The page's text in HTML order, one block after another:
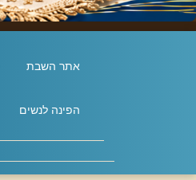
אתר השבת
הפינה לנשים